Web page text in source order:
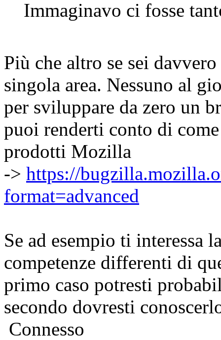
Immaginavo ci fosse
Più che altro se sei
singola area. Nessuno al
per sviluppare da zero un
puoi renderti conto di
prodotti Mozilla
-> https://
format=advanced
Se ad esempio ti interessa
competenze differenti di
primo caso potresti
secondo dovresti
Connesso